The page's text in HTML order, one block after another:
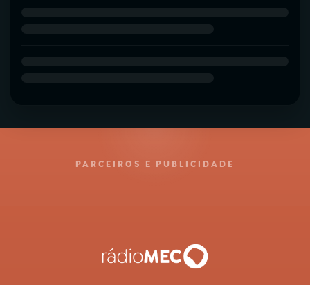
PARCEIROS E PUBLICIDADE